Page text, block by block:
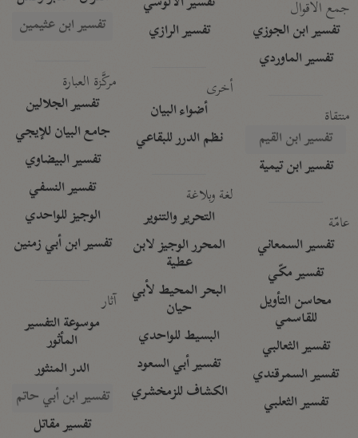
جمع الأقوال
تفسير ابن الجوزي
تفسير الماوردي
منتقاة
تفسير ابن القيم
تفسير ابن تيمية
عامّة
تفسير السمعاني
تفسير مكّي
محاسن التأويل
للقاسمي
تفسير الثعالبي
تفسير السمرقندي
تفسير الثعلبي
تفسير الرازي
أخرى
أضواء البيان
نظم الدرر للبقاعي
لغة وبلاغة
التحرير والتنوير
المحرر الوجيز لابن
عطية
البحر المحيط لأبي
حيان
البسيط للواحدي
تفسير أبي السعود
الكشاف للزمخشري
تفسير ابن عثيمين
مركَّزة العبارة
تفسير الجلالين
جامع البيان للإيجي
تفسير البيضاوي
تفسير النسفي
الوجيز للواحدي
تفسير ابن أبي زمنين
آثار
موسوعة التفسير
المأثور
الدر المنثور
تفسير ابن أبي حاتم
تفسير مقاتل